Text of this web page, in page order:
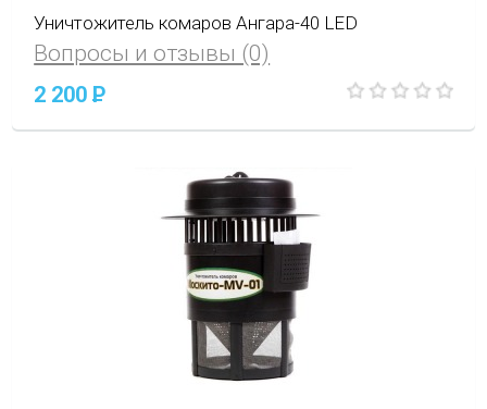
Уничтожитель комаров Ангара-40 LED
Вопросы и отзывы (0)
2 200P